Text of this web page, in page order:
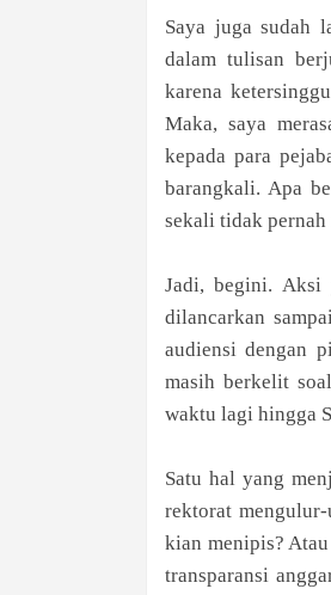
Saya juga sudah
dalam tulisan
karena
Maka, saya
kepada para
barangkali. Apa
sekali tidak
Jadi, begini. Aksi
dilancarkan
audiensi dengan
masih berkelit
waktu lagi hingga
Satu hal yang
rektorat
kian menipis?
transparansi